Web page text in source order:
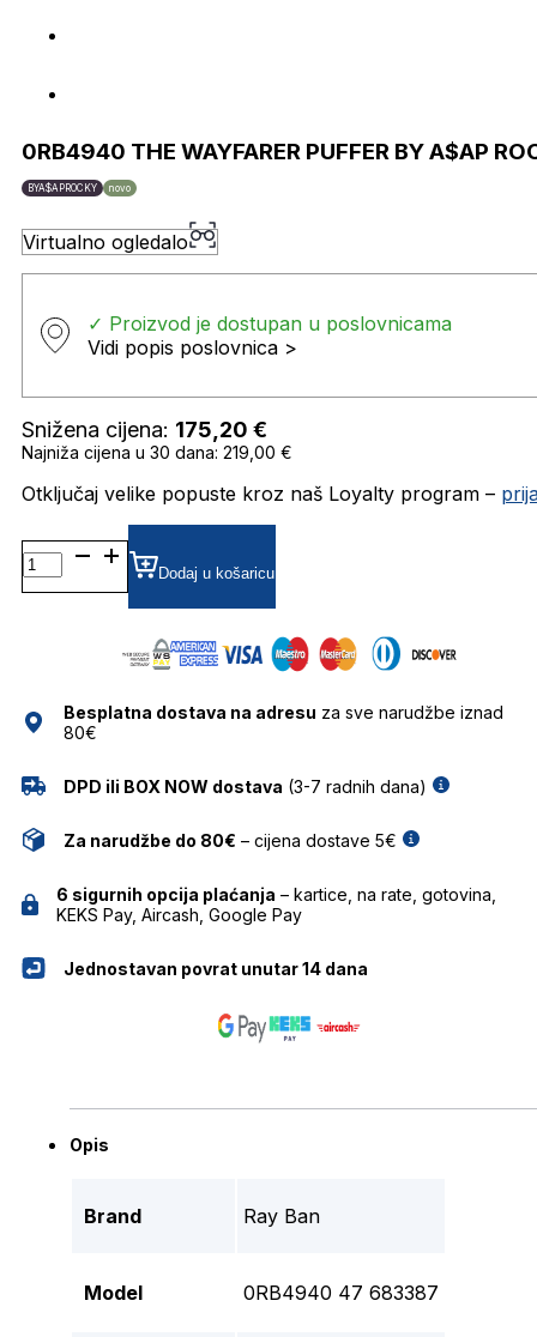
0RB4940 THE WAYFARER PUFFER BY A$AP
BYA$APROCKY novo
Virtualno ogledalo
✓ Proizvod je dostupan u poslovnicama
Vidi popis poslovnica >
Snižena cijena: 175,20 €
Najniža cijena u 30 dana: 219,00 €
Otključaj velike popuste kroz naš Loyalty program –
0RB4940 THE
WAYFARER
PUFFER
Dodaj u košaricu
Besplatna dostava na adresu za sve narudžbe iznad
80€
DPD ili BOX NOW dostava (3-7 radnih dana)
Za narudžbe do 80€ – cijena dostave 5€
6 sigurnih opcija plaćanja – kartice, na rate, gotovina,
KEKS Pay, Aircash, Google Pay
Jednostavan povrat unutar 14 dana
Opis
Brand Ray Ban
Model 0RB4940 47 683387